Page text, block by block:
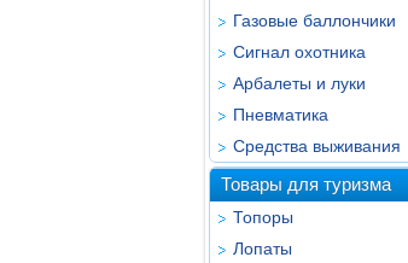
Газовые баллончики
Сигнал охотника
Арбалеты и луки
Пневматика
Средства выживания
Товары для туризма
Топоры
Лопаты